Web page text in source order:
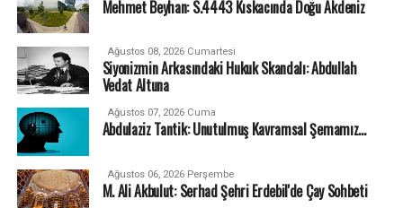
Mehmet Beyhan: S.4443 Kıskacında Doğu Akdeniz
Ağustos 08, 2026 Cumartesi
Siyonizmin Arkasındaki Hukuk Skandalı: Abdullah
Vedat Altuna
Ağustos 07, 2026 Cuma
Abdulaziz Tantik: Unutulmuş Kavramsal Şemamız…
Ağustos 06, 2026 Perşembe
M. Ali Akbulut: Serhad Şehri Erdebil'de Çay Sohbeti